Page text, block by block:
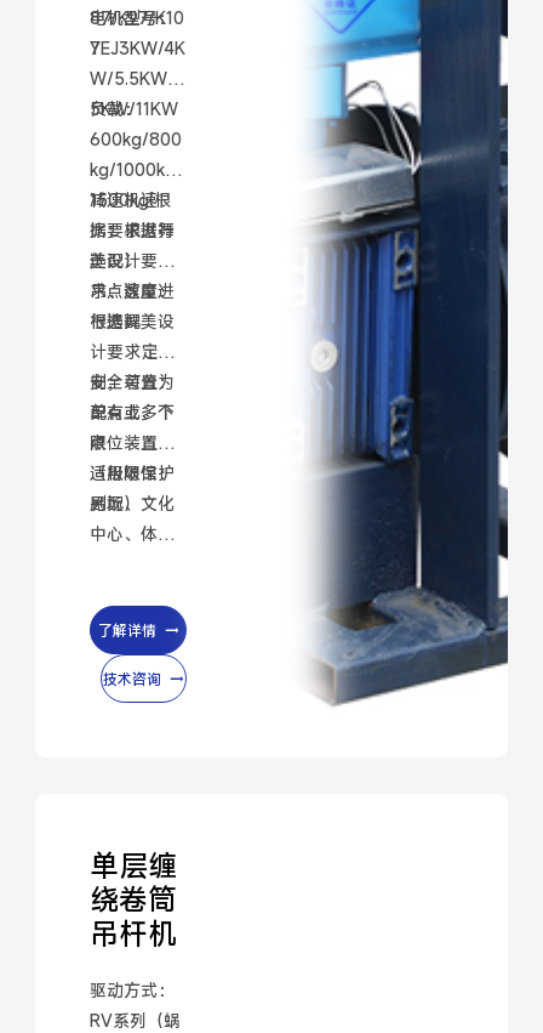
87/K97/K10
7
电机型号：
YEJ3KW/4K
W/5.5KW/7.
5KW/11KW
负载：
600kg/800
kg/1000kg/
1500kg(根
据要求进行
选配）
减速机速
比：根据舞
美设计要
求、速度进
行选配
吊点数量：
根据舞美设
计要求定
制，可分为
单点或多个
点
安全装置：
配有上、下
限位装置
（极限保护
另配）
适用场馆：
剧场、文化
中心、体育
了解详情
技术咨询
单层缠
绕卷筒
吊杆机
驱动方式：
RV系列（蜗